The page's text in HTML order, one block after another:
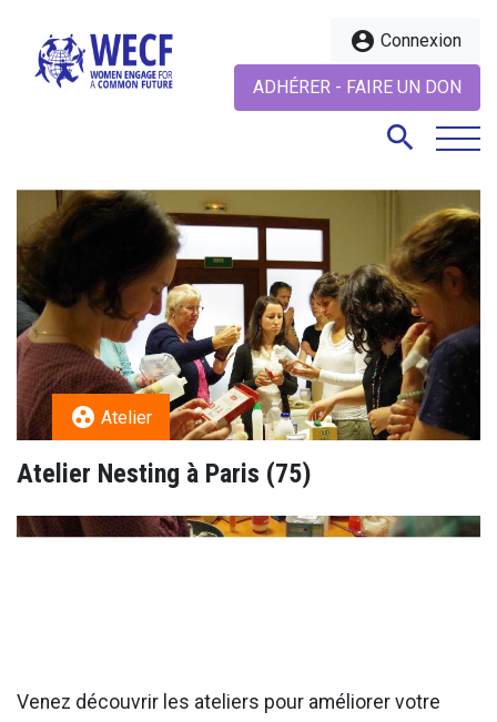
account_circle Connexion
ADHÉRER - FAIRE UN DON
search
search
group_work Atelier
Atelier Nesting à Paris (75)
Venez découvrir les ateliers pour améliorer votre